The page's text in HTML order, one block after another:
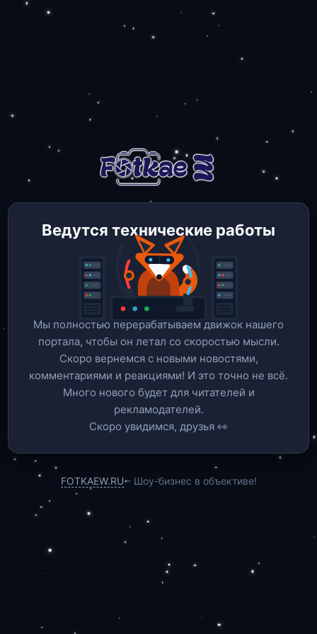
Ведутся технические работы
Мы полностью перерабатываем движок нашего
портала, чтобы он летал со скоростью мысли.
Скоро вернемся c новыми новостями,
комментариями и реакциями! И это точно не всё.
Много нового будет для читателей и
рекламодателей.
Скоро увидимся, друзья 👀
FOTKAEW.RU- Шоу-бизнес в объективе!